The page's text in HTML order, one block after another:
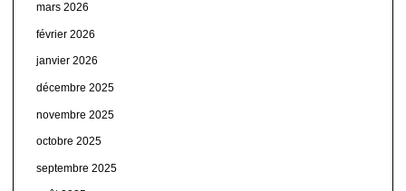
mars 2026
février 2026
janvier 2026
décembre 2025
novembre 2025
octobre 2025
septembre 2025